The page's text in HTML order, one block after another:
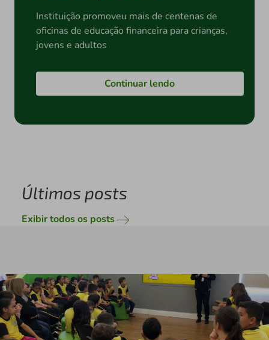
Instituição promoveu mais de centenas de
oficinas de educação financeira para crianças,
jovens e adultos
Continuar lendo
Últimos posts
Exibir todos os posts